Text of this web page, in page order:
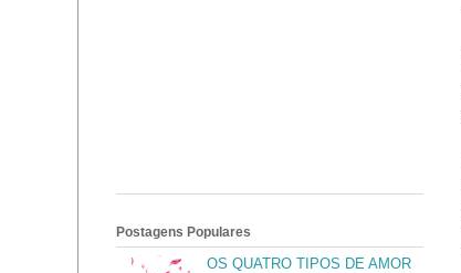
Postagens Populares
OS QUATRO TIPOS DE AMOR